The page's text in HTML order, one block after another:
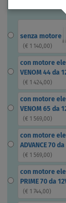
senza motore
( € 1 140,00)
con motore
VENOM 44 da
( € 1 424,00)
con motore
VENOM 65 da
( € 1 569,00)
con motore
ADVANCE 70 da
( € 1 569,00)
con motore
PRIME 70 da
( € 1 744,00)